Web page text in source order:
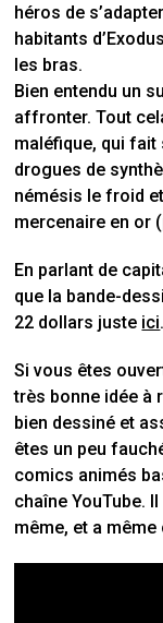
héros de
habitants
les bras.
Bien entendu un
affronter. Tout
maléfique, qui
drogues de
némésis le froid
mercenaire en or
En parlant de
que la bande-
22 dollars juste ici.
Si vous êtes
très bonne idée à
bien dessiné et
êtes un peu
comics animés
chaîne YouTube.
même, et a